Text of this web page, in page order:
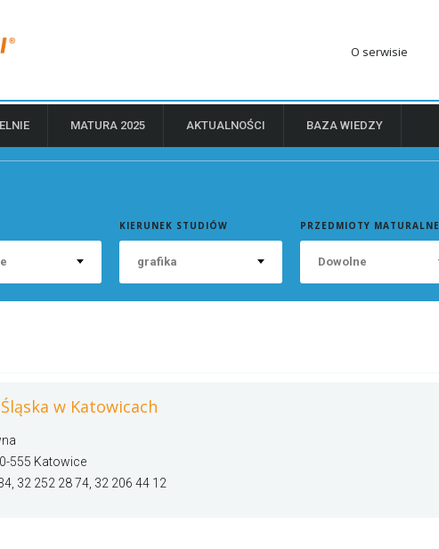
O serwisie
MATURA 2025 AKTUALNOŚCI BAZA WIEDZY
KIERUNEK STUDIÓW
grafika
PRZEDMIOTY MATURALNE
Dowolne
w Katowicach
555 Katowice
32 252 28 74, 32 206 44 12